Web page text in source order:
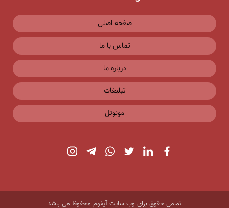
صفحه اصلی
تماس با ما
درباره ما
تبلیغات
مونوتل
تمامی حقوق برای وب سایت آیفوم محفوظ می باشد